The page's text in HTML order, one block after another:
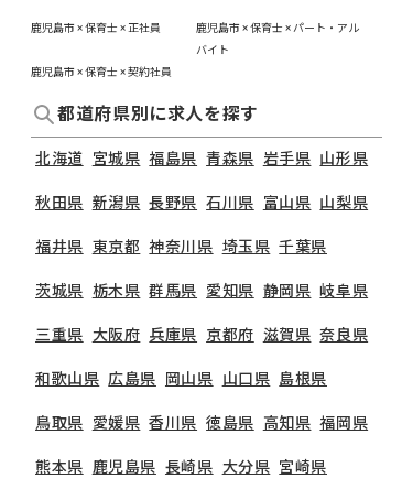
鹿児島市 × 保育士 × 正社員
鹿児島市 × 保育士 × パート・アル
バイト
鹿児島市 × 保育士 × 契約社員
都道府県別に求人を探す
北海道 宮城県 福島県 青森県 岩手県 山形県
秋田県 新潟県 長野県 石川県 富山県 山梨県
福井県 東京都 神奈川県 埼玉県 千葉県
茨城県 栃木県 群馬県 愛知県 静岡県 岐阜県
三重県 大阪府 兵庫県 京都府 滋賀県 奈良県
和歌山県 広島県 岡山県 山口県 島根県
鳥取県 愛媛県 香川県 徳島県 高知県 福岡県
熊本県 鹿児島県 長崎県 大分県 宮崎県